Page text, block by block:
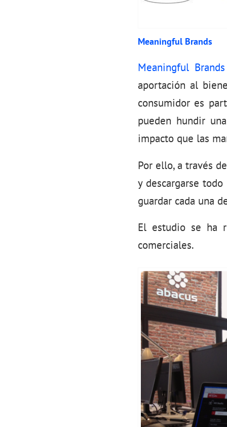
Meaningful Brands
Meaningful Brands
aportación al
consumidor es
pueden hundir
impacto que las
Por ello, a través
y descargarse
guardar cada una
El estudio se ha
comerciales.